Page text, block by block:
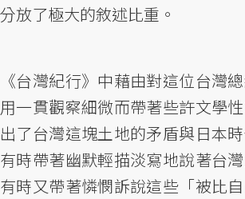
分放了極大的敘述比重。
《台灣紀行》中藉由對這位台灣
用一貫觀察細微而帶著些許文學
出了台灣這塊土地的矛盾與日本
有時帶著幽默輕描淡寫地說著台
有時又帶著憐憫訴說這些「被比